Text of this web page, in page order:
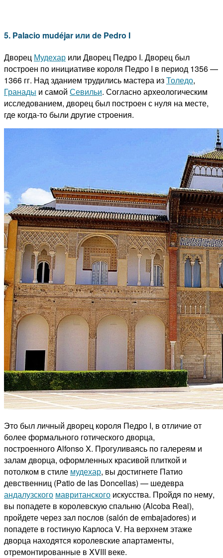
5. Palacio mudéjar или de Pedro I
Дворец Мудехар или Дворец Педро I. Дворец был
построен по инициативе короля Педро I в период 1356 —
1366 гг. Над зданием трудились мастера изТоледо,
Гранады и самой Севильи. Согласно археологическим
исследованием, дворец был построен с нуля на месте,
где когда-то были другие строения.
Это был личный дворец короля Педро I, в отличие от
более формального готического дворца,
построенного Alfonso X. Прогуливаясь по галереям и
залам дворца, оформленных красивой плиткой и
потолком в стиле мудехар, вы достигнете Патио
девственниц (Patio de las Doncellas) — шедевра
андалузского мавританского искусства. Пройдя по нему,
вы попадете в королевскую спальню (Alcoba Real),
пройдете через зал послов (salón de embajadores) и
попадете в гостиную Карлоса V. На верхнем этаже
дворца находятся королевские апартаменты,
отремонтированные в XVIII веке.